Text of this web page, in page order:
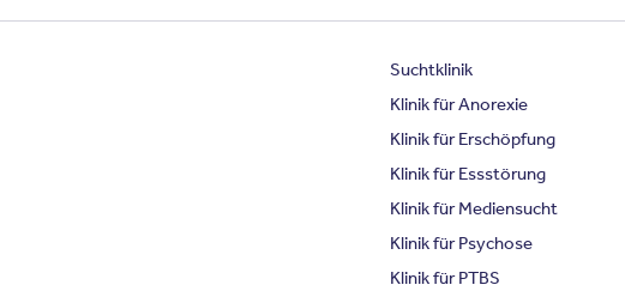
Suchtklinik
Klinik für Anorexie
Klinik für Erschöpfung
Klinik für Essstörung
Klinik für Mediensucht
Klinik für Psychose
Klinik für PTBS